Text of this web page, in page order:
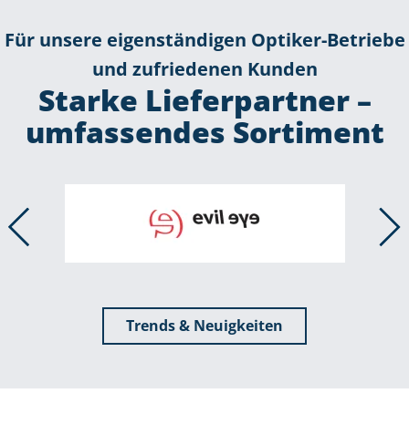
Für unsere eigenständigen Optiker-Betriebe
und zufriedenen Kunden
Starke Lieferpartner –
umfassendes Sortiment
Trends & Neuigkeiten